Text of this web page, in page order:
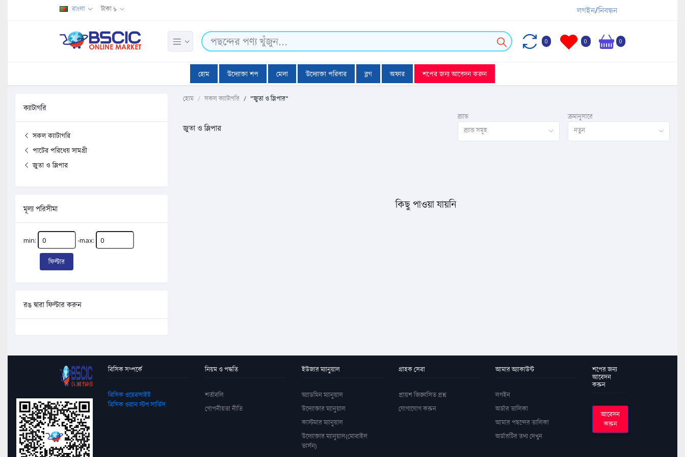
বাংলা টাকা ৳ লগইন/নিবন্ধন
0 0 0
হোম উদ্যোক্তা শপ মেলা উদ্যোক্তা পরিবার ব্লগ অফার শপের জন্য আবেদন করুন
ক্যাটাগরি
সকল ক্যাটাগরি
পাটের পরিধেয় সামগ্রী
জুতা ও স্লিপার
মূল্য পরিসীমা
min: -max:
ফিল্টার
রঙ দ্বারা ফিল্টার করুন
হোম সকল ক্যাটাগরি "জুতা ও স্লিপার"
জুতা ও স্লিপার
ব্র্যান্ড
ব্র্যান্ড সমূহ
ক্রমানুসারে
নতুন
কিছু পাওয়া যায়নি
বিসিক সম্পর্কে
বিসিক ওয়েবসাইট
বিসিক ওয়ান স্টপ সার্ভিস
নিয়ম ও পদ্ধতি
শর্তাবলি
গোপনীয়তা নীতি
ইউজার ম্যানুয়াল
অ্যাডমিন ম্যানুয়াল
উদ্যোক্তার ম্যানুয়াল
কাস্টমার ম্যানুয়াল
উদ্যোক্তার ম্যানুয়াল(মোবাইল
ভার্সন)
গ্রাহক সেবা
প্রায়শ জিজ্ঞাসিত প্রশ্ন
যোগাযোগ করুন
আমার অ্যাকাউন্ট
লগইন
অর্ডার তালিকা
আমার পছন্দের তালিকা
অর্ডারটির তথ্য দেখুন
শপের জন্য
আবেদন
করুন
আবেদন
করুন